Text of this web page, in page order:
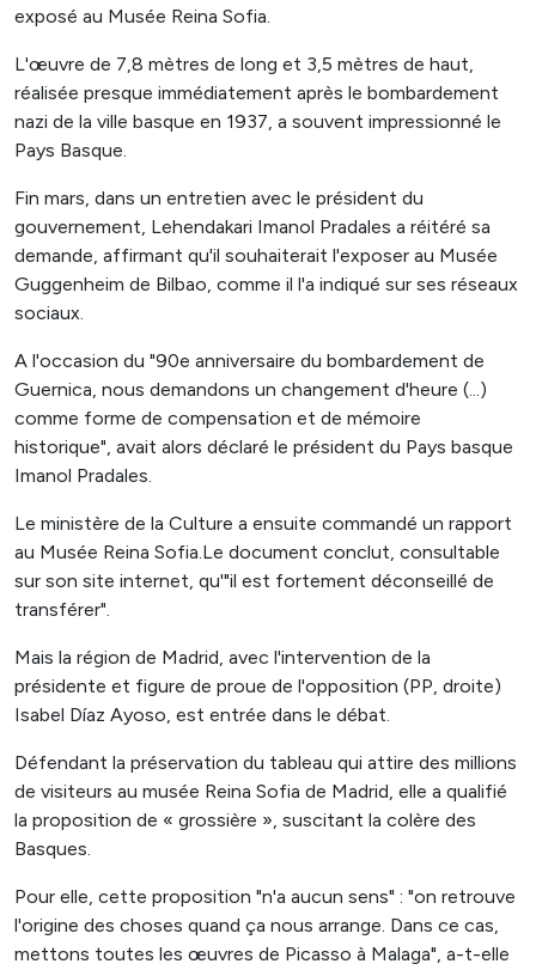
exposé au Musée Reina Sofia.
L'œuvre de 7,8 mètres de long et 3,5 mètres de haut,
réalisée presque immédiatement après le bombardement
nazi de la ville basque en 1937, a souvent impressionné le
Pays Basque.
Fin mars, dans un entretien avec le président du
gouvernement, Lehendakari Imanol Pradales a réitéré sa
demande, affirmant qu'il souhaiterait l'exposer au Musée
Guggenheim de Bilbao, comme il l'a indiqué sur ses réseaux
sociaux.
A l'occasion du "90e anniversaire du bombardement de
Guernica, nous demandons un changement d'heure (...)
comme forme de compensation et de mémoire
historique", avait alors déclaré le président du Pays basque
Imanol Pradales.
Le ministère de la Culture a ensuite commandé un rapport
au Musée Reina Sofia.Le document conclut, consultable
sur son site internet, qu'"il est fortement déconseillé de
transférer".
Mais la région de Madrid, avec l'intervention de la
présidente et figure de proue de l'opposition (PP, droite)
Isabel Díaz Ayoso, est entrée dans le débat.
Défendant la préservation du tableau qui attire des millions
de visiteurs au musée Reina Sofia de Madrid, elle a qualifié
la proposition de « grossière », suscitant la colère des
Basques.
Pour elle, cette proposition "n'a aucun sens" : "on retrouve
l'origine des choses quand ça nous arrange. Dans ce cas,
mettons toutes les œuvres de Picasso à Malaga", a-t-elle